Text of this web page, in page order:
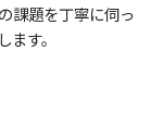
課題を丁寧に伺っ
す。